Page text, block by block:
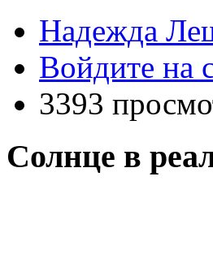
Надежда
Войдите на
3393
Солнце в